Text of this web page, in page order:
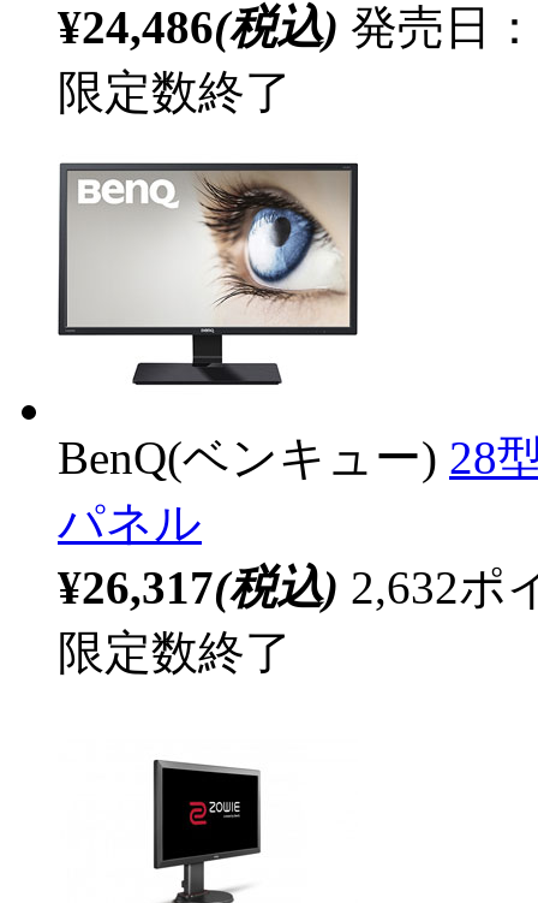
¥24,486(税込) 発売日
限定数終了
BenQ(ベンキュー) 28
パネル
¥26,317(税込) 2,632ポ
限定数終了